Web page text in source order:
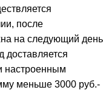
после
на следующий день
доставляется
настроенным
меньше 3000 руб.-